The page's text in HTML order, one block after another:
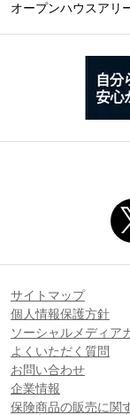
オープンハウスアリ
サイトマップ
個人情報保護方針
ソーシャルメディア
よくいただく質問
お問い合わせ
企業情報
保険商品の販売に関